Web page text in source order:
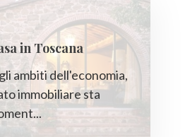
in Toscana
ambiti dell'economia,
immobiliare sta